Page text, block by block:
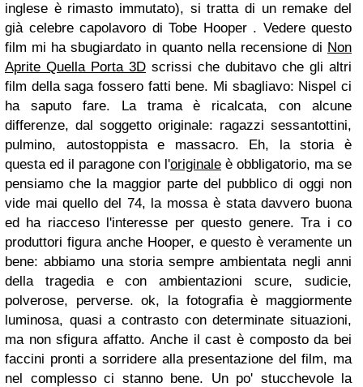
inglese è rimasto immutato), si tratta di un remake del
già celebre capolavoro di Tobe Hooper . Vedere questo
film mi ha sbugiardato in quanto nella recensione di Non
Aprite Quella Porta 3D scrissi che dubitavo che gli altri
film della saga fossero fatti bene. Mi sbagliavo: Nispel ci
ha saputo fare. La trama è ricalcata, con alcune
differenze, dal soggetto originale: ragazzi sessantottini,
pulmino, autostoppista e massacro. Eh, la storia è
questa ed il paragone con l'originale è obbligatorio, ma se
pensiamo che la maggior parte del pubblico di oggi non
vide mai quello del 74, la mossa è stata davvero buona
ed ha riacceso l'interesse per questo genere. Tra i co
produttori figura anche Hooper, e questo è veramente un
bene: abbiamo una storia sempre ambientata negli anni
della tragedia e con ambientazioni scure, sudicie,
polverose, perverse. ok, la fotografia è maggiormente
luminosa, quasi a contrasto con determinate situazioni,
ma non sfigura affatto. Anche il cast è composto da bei
faccini pronti a sorridere alla presentazione del film, ma
nel complesso ci stanno bene. Un po' stucchevole la